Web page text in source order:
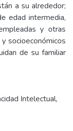
a su alrededor;
edad intermedia,
y otras
socioeconómicos
de su familiar
Intelectual,